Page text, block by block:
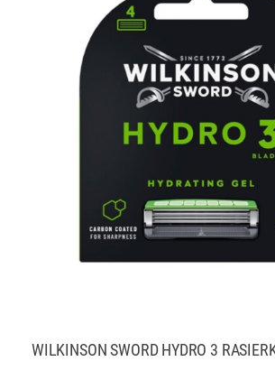
WILKINSON SWORD HYDRO 3